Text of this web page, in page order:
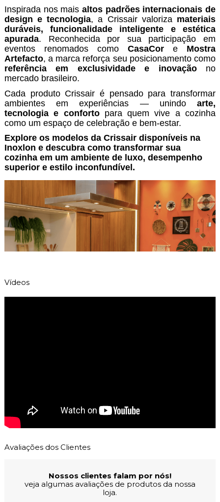
Inspirada nos mais altos padrões internacionais de
design e tecnologia, a Crissair valoriza materiais
duráveis, funcionalidade inteligente e estética
apurada. Reconhecida por sua participação em
eventos renomados como CasaCor e Mostra
Artefacto, a marca reforça seu posicionamento como
referência em exclusividade e inovaçãono
mercado brasileiro.
Cada produto Crissair é pensado para transformar
ambientes em experiências — unindoarte,
tecnologia e confortopara quem vive a cozinha
como um espaço de celebração e bem-estar.
Explore os modelos da Crissair disponíveis na
Inoxlon e descubra como transformar sua
cozinha em um ambiente de luxo, desempenho
superior e estilo inconfundível.
Vídeos
Avaliações dos Clientes
Nossos clientes falam por nós!
veja algumas avaliações de produtos da nossa
loja.